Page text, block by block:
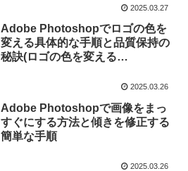
2025.03.27
Adobe Photoshopでロゴの色を
変える具体的な手順と品質保持の
秘訣(ロゴの色を変える
2025.03.26
Adobe Photoshopで画像をまっ
すぐにする方法と傾きを修正する
簡単な手順
2025.03.26